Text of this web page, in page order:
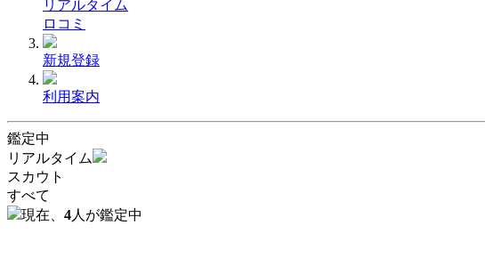
リアルタイム
ロコミ
新規登録
利用案内
鑑定中
リアルタイム
スカウト
すべて
現在、 4人 が鑑定中